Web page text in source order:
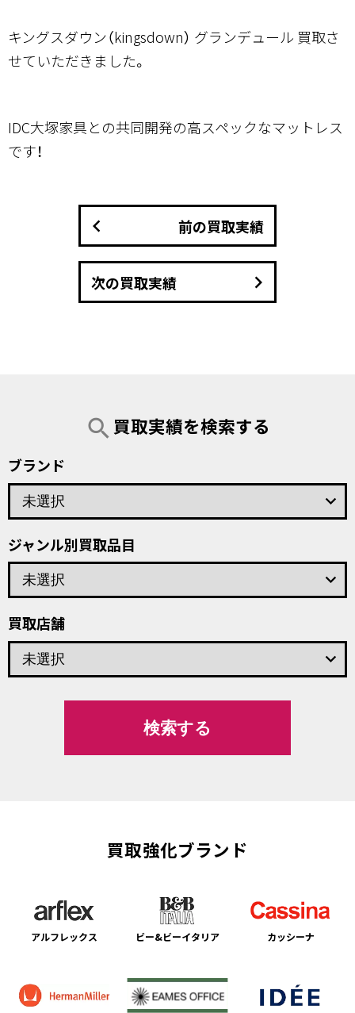
キングスダウン（kingsdown） グランデュール 買取さ
せていただきました。
IDC大塚家具との共同開発の高スペックなマットレス
です！
前の買取実績
keyboard_arrow_left
次の買取実績 keyboard_arrow_right
search 買取実績を検索する
ブランド
keyboard_arrow_down
ジャンル別買取品目
keyboard_arrow_down
買取店舗
keyboard_arrow_down
買取強化ブランド
アルフレックス ビー&ビーイタリア カッシーナ